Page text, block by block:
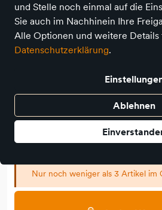
und Stelle noch einmal auf die
Sie auch im Nachhinein Ihre
Alle Optionen und weitere Details
Datenschutzerklärung.
Ablehnen
Memo-
Preis
18,00 € inkl. MwSt.,zzgl.
Verkauf durchKaskade -
1 Angebot eines anderen Anbieters
Nur noch weniger als 3 Artikel im